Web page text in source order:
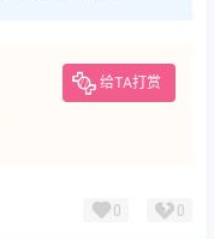
给TA打赏
0 0